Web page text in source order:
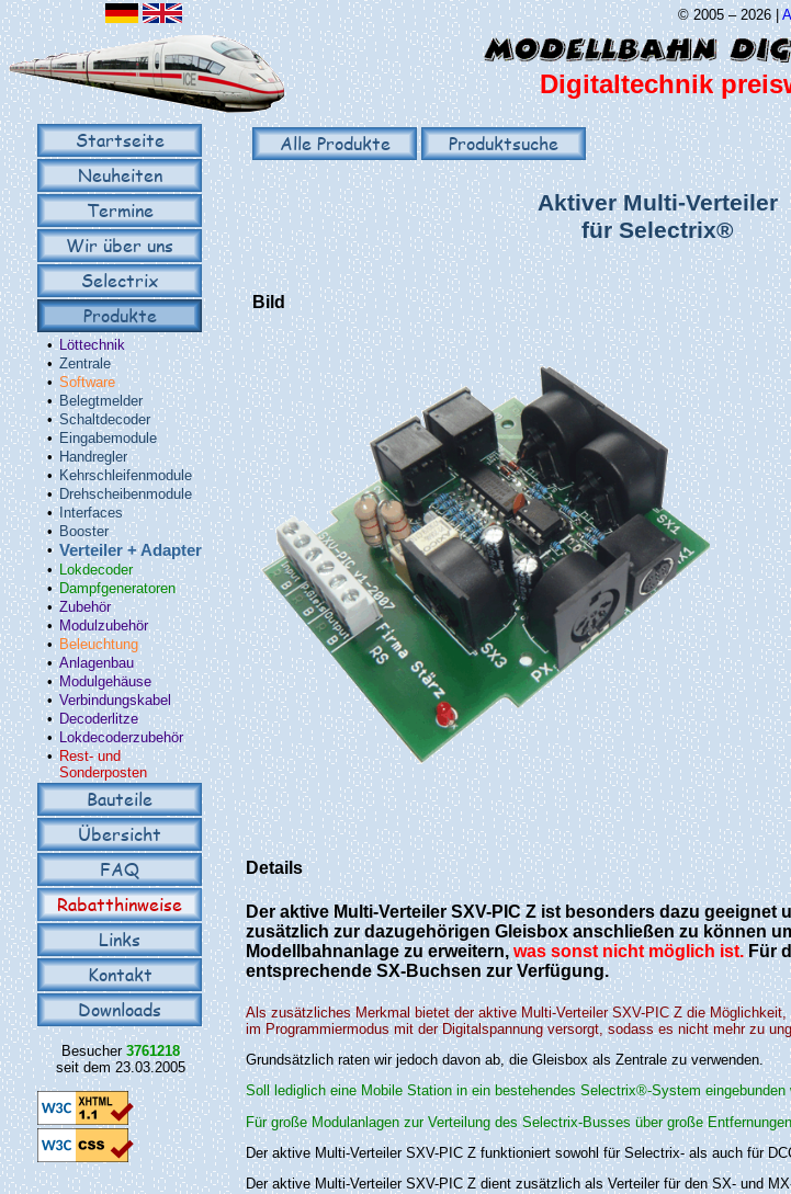
© 2005 – 2026 |
Digitaltechnik
Startseite
Neuheiten
Termine
Wir über uns
Selectrix
Produkte
•Löttechnik
• Zentrale
• Software
• Belegtmelder
•Schaltdecoder
•Eingabemodule
• Handregler
• Kehrschleifenmodule
• Drehscheibenmodule
•Interfaces
• Booster
• Verteiler + Adapter
• Lokdecoder
• Dampfgeneratoren
•Zubehör
• Modulzubehör
• Beleuchtung
• Anlagenbau
•Modulgehäuse
• Verbindungskabel
• Decoderlitze
• Lokdecoderzubehör
• Rest- und
Sonderposten
Bauteile
Übersicht
FAQ
Rabatthinweise
Links
Kontakt
Downloads
Besucher 3761218
seit dem 23.03.2005
Alle Produkte Produktsuche
Aktiver Multi-Verteiler
für Selectrix®
Bild
Details
Der aktive Multi-Verteiler SXV-PIC Z ist besonders dazu geeignet
zusätzlich zur dazugehörigen Gleisbox anschließen zu können
Modellbahnanlage zu erweitern,was sonst nicht möglich ist.Für
entsprechende SX-Buchsen zur Verfügung.
Als zusätzliches Merkmal bietet der aktive Multi-Verteiler SXV-PIC Z die
im Programmiermodus mit der Digitalspannung versorgt, sodass es nicht mehr zu
Grundsätzlich raten wir jedoch davon ab, die Gleisbox als Zentrale zu verwenden.
Soll lediglich eine Mobile Station in ein bestehendes Selectrix®-System
Für große Modulanlagen zur Verteilung des Selectrix-Busses über große
Der aktive Multi-Verteiler SXV-PIC Z funktioniert sowohl für Selectrix- als auch für
Der aktive Multi-Verteiler SXV-PIC Z dient zusätzlich als Verteiler für den SX- und